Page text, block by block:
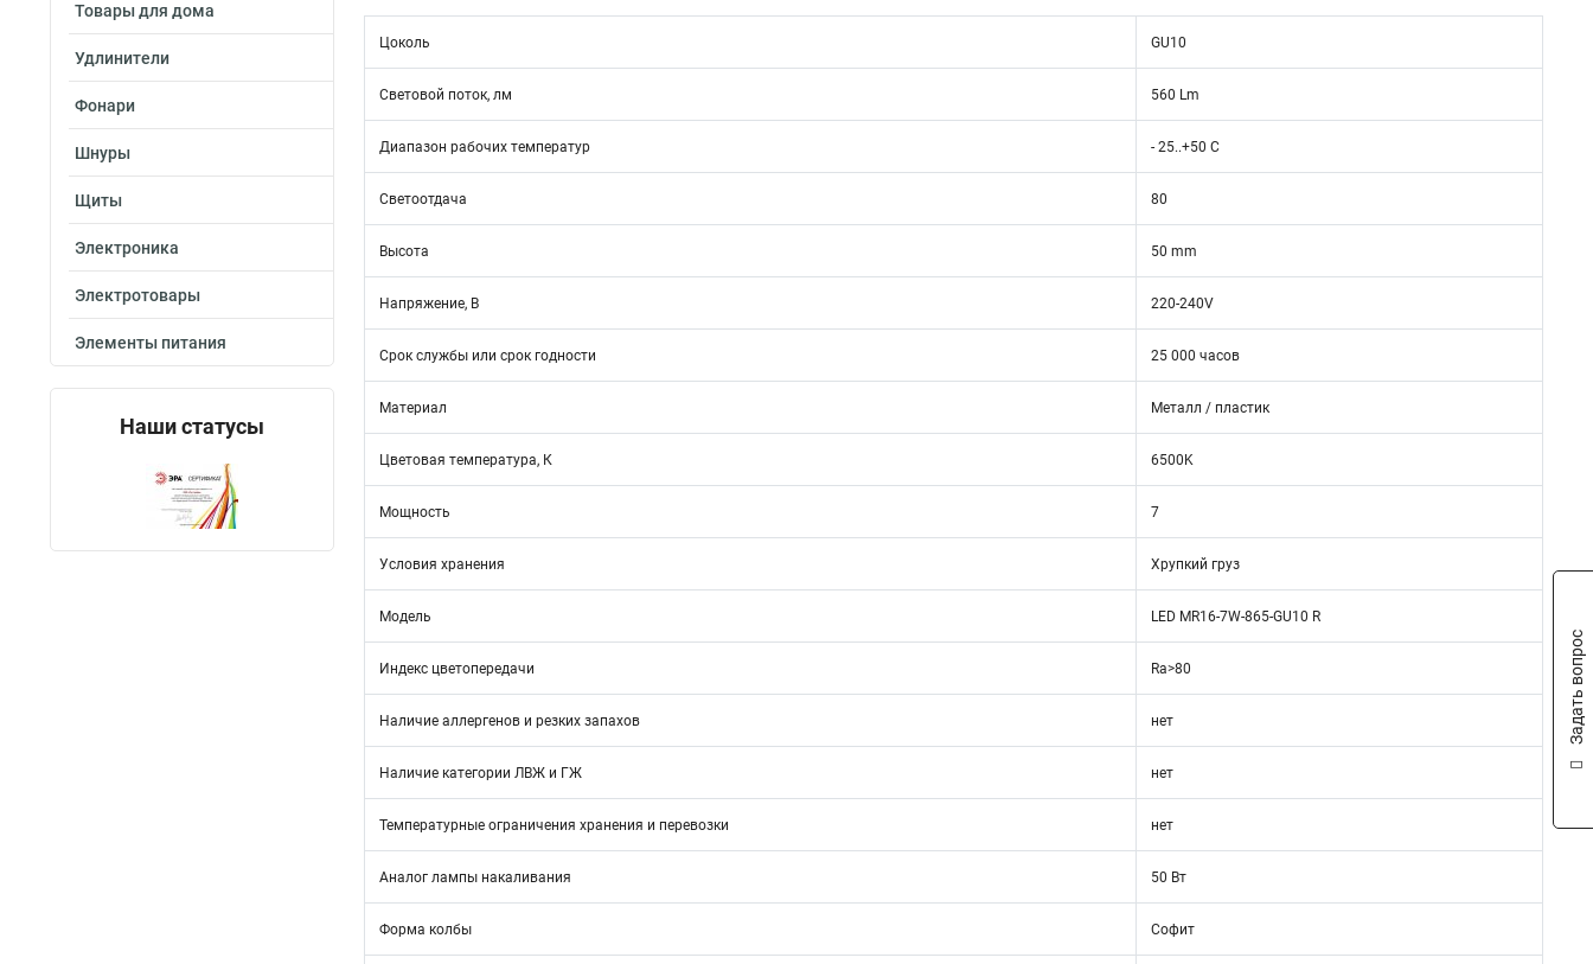
Товары для дома
Удлинители
Фонари
Шнуры
Щиты
Электроника
Электротовары
Элементы питания
Наши статусы
Цоколь GU10
Световой поток, лм 560 Lm
Диапазон рабочих температур - 25..+50 C
Светоотдача 80
Высота 50 mm
Напряжение, В 220-240V
Срок службы или срок годности 25 000 часов
Материал Металл / пластик
Цветовая температура, К 6500K
Мощность 7
Условия хранения Хрупкий груз
Модель LED MR16-7W-865-GU10 R
Индекс цветопередачи Ra>80
Наличие аллергенов и резких запахов нет
Наличие категории ЛВЖ и ГЖ нет
Температурные ограничения хранения и перевозки нет
Аналог лампы накаливания 50 Вт
Форма колбы Софит
Задать вопрос